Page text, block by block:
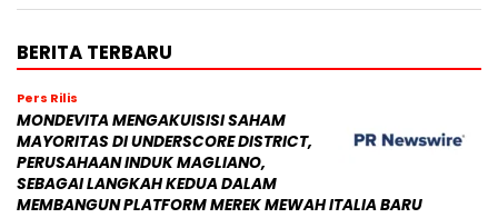
BERITA TERBARU
Pers Rilis
MONDEVITA MENGAKUISISI SAHAM
MAYORITAS DI UNDERSCORE DISTRICT,
PERUSAHAAN INDUK MAGLIANO,
SEBAGAI LANGKAH KEDUA DALAM
MEMBANGUN PLATFORM MEREK MEWAH ITALIA BARU